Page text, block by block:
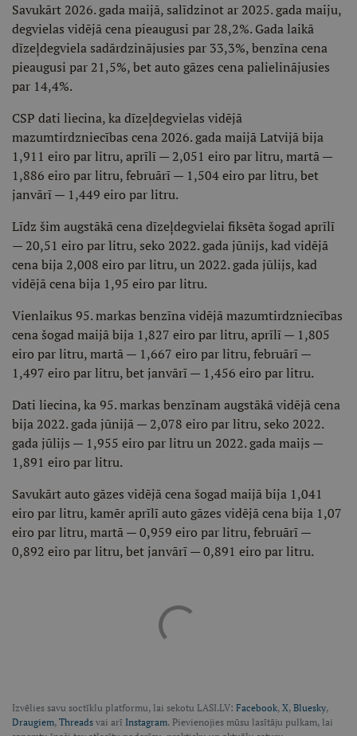
Savukārt 2026. gada maijā, salīdzinot ar 2025. gada maiju,
degvielas vidējā cena pieaugusi par 28,2%. Gada laikā
dīzeļdegviela sadārdzinājusies par 33,3%, benzīna cena
pieaugusi par 21,5%, bet auto gāzes cena palielinājusies
par 14,4%.
CSP dati liecina, ka dīzeļdegvielas vidējā
mazumtirdzniecības cena 2026. gada maijā Latvijā bija
1,911 eiro par litru, aprīlī — 2,051 eiro par litru, martā —
1,886 eiro par litru, februārī — 1,504 eiro par litru, bet
janvārī — 1,449 eiro par litru.
Līdz šim augstākā cena dīzeļdegvielai fiksēta šogad aprīlī
— 20,51 eiro par litru, seko 2022. gada jūnijs, kad vidējā
cena bija 2,008 eiro par litru, un 2022. gada jūlijs, kad
vidējā cena bija 1,95 eiro par litru.
Vienlaikus 95. markas benzīna vidējā mazumtirdzniecības
cena šogad maijā bija 1,827 eiro par litru, aprīlī — 1,805
eiro par litru, martā — 1,667 eiro par litru, februārī —
1,497 eiro par litru, bet janvārī — 1,456 eiro par litru.
Dati liecina, ka 95. markas benzīnam augstākā vidējā cena
bija 2022. gada jūnijā — 2,078 eiro par litru, seko 2022.
gada jūlijs — 1,955 eiro par litru un 2022. gada maijs —
1,891 eiro par litru.
Savukārt auto gāzes vidējā cena šogad maijā bija 1,041
eiro par litru, kamēr aprīlī auto gāzes vidējā cena bija 1,07
eiro par litru, martā — 0,959 eiro par litru, februārī —
0,892 eiro par litru, bet janvārī — 0,891 eiro par litru.
Izvēlies savu soctīklu platformu, lai sekotu LASI.LV: Facebook, X, Bluesky,
Draugiem, Threads vai arī Instagram. Pievienojies mūsu lasītāju pulkam, lai